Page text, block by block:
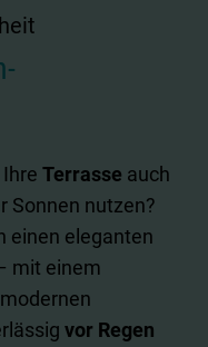
Terrasse auch
Sonnen nutzen?
einen eleganten
mit einem
modernen
vor Regen